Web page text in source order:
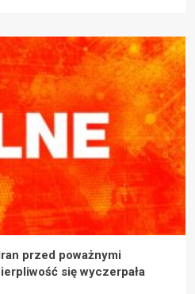
przed poważnymi
się wyczerpała